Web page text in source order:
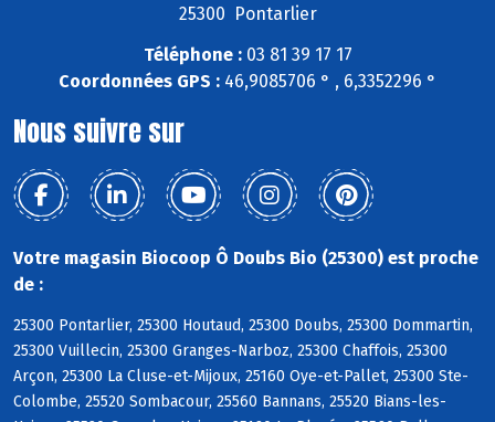
25300 Pontarlier
Téléphone :03 81 39 17 17
Coordonnées GPS : 46,9085706 ° , 6,3352296 °
Nous suivre sur
Votre magasin Biocoop Ô Doubs Bio (25300) est proche
de :
25300 Pontarlier, 25300 Houtaud, 25300 Doubs, 25300 Dommartin,
25300 Vuillecin, 25300 Granges-Narboz, 25300 Chaffois, 25300
Arçon, 25300 La Cluse-et-Mijoux, 25160 Oye-et-Pallet, 25300 Ste-
Colombe, 25520 Sombacour, 25560 Bannans, 25520 Bians-les-